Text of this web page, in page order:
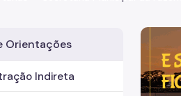
Orientações
Indireta